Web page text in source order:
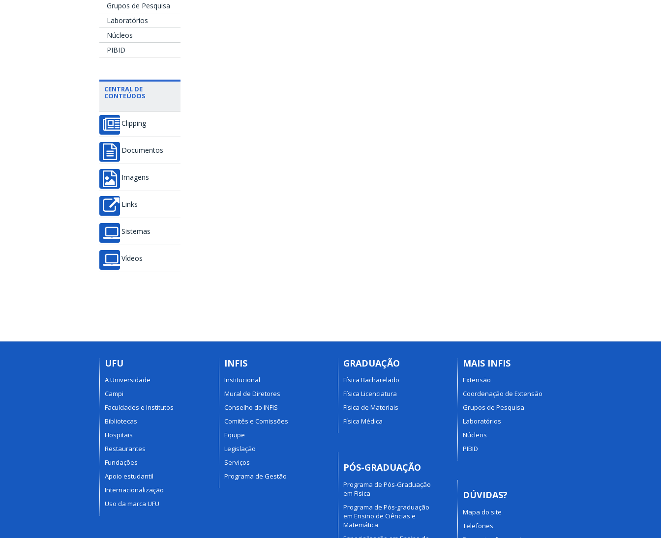
Grupos de Pesquisa
Laboratórios
Núcleos
PIBID
CENTRAL DE
CONTEÚDOS
Clipping
Documentos
Imagens
Links
Sistemas
Vídeos
UFU
A Universidade
Campi
Faculdades e Institutos
Bibliotecas
Hospitais
Restaurantes
Fundações
Apoio estudantil
Internacionalização
Uso da marca UFU
INFIS
Institucional
Mural de Diretores
Conselho do INFIS
Comitês e Comissões
Equipe
Legislação
Serviços
Programa de Gestão
GRADUAÇÃO
Física Bacharelado
Física Licenciatura
Física de Materiais
Física Médica
PÓS-GRADUAÇÃO
Programa de Pós-Graduação
em Física
Programa de Pós-graduação
em Ensino de Ciências e
Matemática
MAIS INFIS
Extensão
Coordenação de Extensão
Grupos de Pesquisa
Laboratórios
Núcleos
PIBID
DÚVIDAS?
Mapa do site
Telefones